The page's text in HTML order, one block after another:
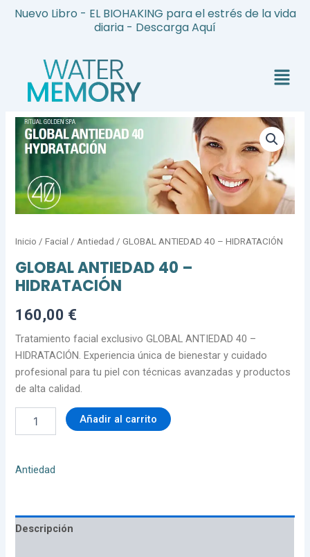
Nuevo Libro - EL BIOHAKING para el estrés de la vida
diaria - Descarga Aquí
Menú
Inicio /Facial /Antiedad / GLOBAL ANTIEDAD 40 – HIDRATACIÓN
GLOBAL ANTIEDAD 40 –
HIDRATACIÓN
160,00 €
Tratamiento facial exclusivo GLOBAL ANTIEDAD 40 –
HIDRATACIÓN. Experiencia única de bienestar y cuidado
profesional para tu piel con técnicas avanzadas y productos
de alta calidad.
GLOBAL
ANTIEDAD
40
HIDRATACIÓN
cantidad
Añadir al carrito
Antiedad
Descripción